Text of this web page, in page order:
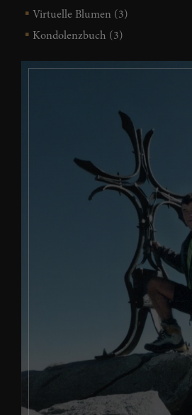
Virtuelle Blumen (3)
Kondolenzbuch (3)